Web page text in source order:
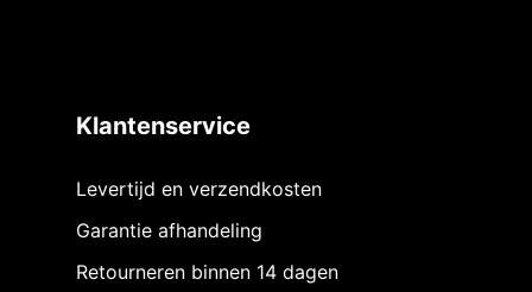
Klantenservice
Levertijd en verzendkosten
Garantie afhandeling
Retourneren binnen 14 dagen